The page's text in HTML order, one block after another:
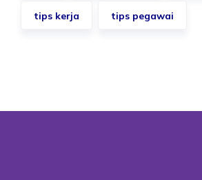
tips kerja tips pegawai